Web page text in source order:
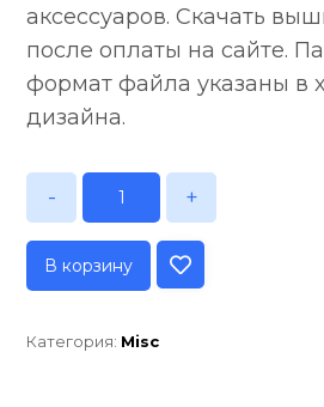
аксессуаров. Скачать
после оплаты на сайте.
формат файла указаны в
дизайна.
- +
В корзину
Категория: Misc